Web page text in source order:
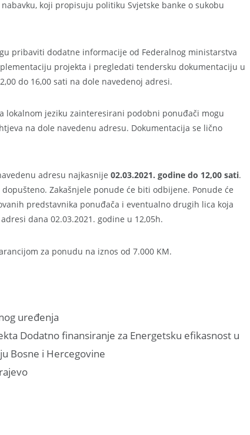
koji propisuju politiku Svjetske banke o sukobu
pribaviti dodatne informacije od Federalnog ministarstva
projekta i pregledati tendersku dokumentaciju u
do 16,00 sati na dole navedenoj adresi.
lokalnom jeziku zainteresirani podobni ponuđači mogu
na dole navedenu adresu. Dokumentacija se lično
adresu najkasnije 02.03.2021. godine do 12,00 sati.
Zakašnjele ponude će biti odbijene. Ponude će
predstavnika ponuđača i eventualno drugih lica koja
dana 02.03.2021. godine u 12,05h.
za ponudu na iznos od 7.000 KM.
uređenja
Dodatno finansiranje za Energetsku efikasnost u
Bosne i Hercegovine